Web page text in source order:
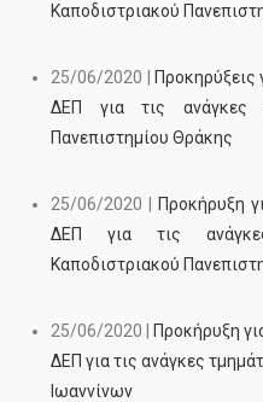
Καποδιστριακού
25/06/2020 |
ΔΕΠ για τις ανάγκες
Πανεπιστημίου Θράκης
25/06/2020 |
Προκήρυξη
ΔΕΠ για τις
Καποδιστριακού
25/06/2020 | Προκήρυξη
ΔΕΠ για τις ανάγκες
Ιωαννίνων